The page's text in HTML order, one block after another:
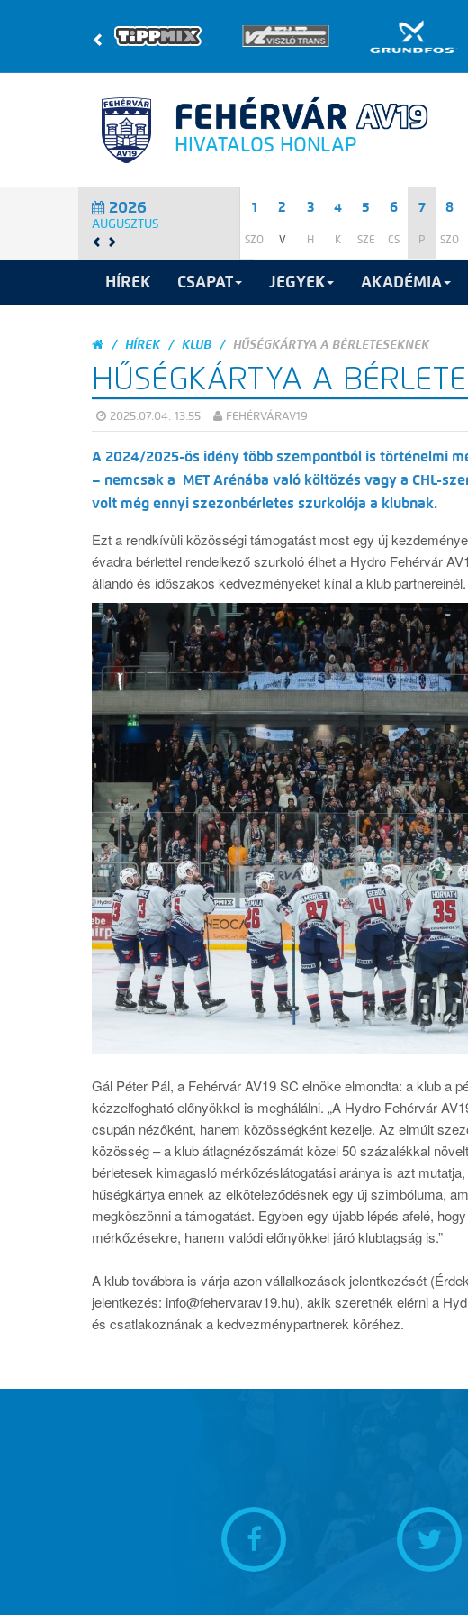
HIVATALOS HONLAP
2026
AUGUSZTUS
1
SZO
2
V
3
H
4
K
5
SZE
6
CS
7
P
8
SZO
HÍREK CSAPAT JEGYEK AKADÉMIA
HÍREK KLUB HŰSÉGKÁRTYA A BÉRLETESEKNEK
HŰSÉGKÁRTYA A
2025.07.04. 13:55 FEHÉRVÁRAV19
A 2024/2025-ös idény több szempontból is történelmi
– nemcsak a MET Arénába való költözés vagy a CHL-
volt még ennyi szezonbérletes szurkolója a klubnak.
Ezt a rendkívüli közösségi támogatást most egy új
évadra bérlettel rendelkező szurkoló élhet a Hydro Fehérvár
állandó és időszakos kedvezményeket kínál a klub partnereinél.
Gál Péter Pál, a Fehérvár AV19 SC elnöke elmondta: a klub a
kézzelfogható előnyökkel is meghálálni. „A Hydro Fehérvár
csupán nézőként, hanem közösségként kezelje. Az elmúlt
közösség – a klub átlagnézőszámát közel 50 százalékkal
bérletesek kimagasló mérkőzéslátogatási aránya is azt
hűségkártya ennek az elköteleződésnek egy új szimbóluma,
megköszönni a támogatást. Egyben egy újabb lépés afelé,
mérkőzésekre, hanem valódi előnyökkel járó klubtagság is.”
A klub továbbra is várja azon vállalkozások jelentkezését
jelentkezés: info@fehervarav19.hu), akik szeretnék elérni a
és csatlakoznának a kedvezménypartnerek köréhez.